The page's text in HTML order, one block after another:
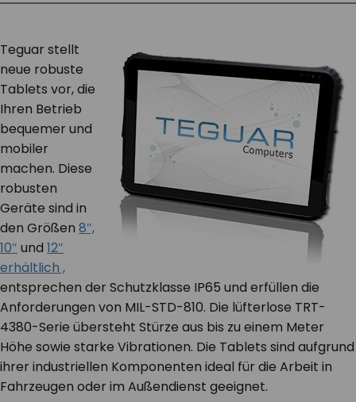
Teguar stellt
neue robuste
Tablets vor, die
Ihren Betrieb
bequemer und
mobiler
machen. Diese
robusten
Geräte sind in
den Größen 8″,
10″ und 12″
erhältlich ,
entsprechen der Schutzklasse IP65 und erfüllen die
Anforderungen von MIL-STD-810. Die lüfterlose TRT-
4380-Serie übersteht Stürze aus bis zu einem Meter
Höhe sowie starke Vibrationen. Die Tablets sind aufgrund
ihrer industriellen Komponenten ideal für die Arbeit in
Fahrzeugen oder im Außendienst geeignet.